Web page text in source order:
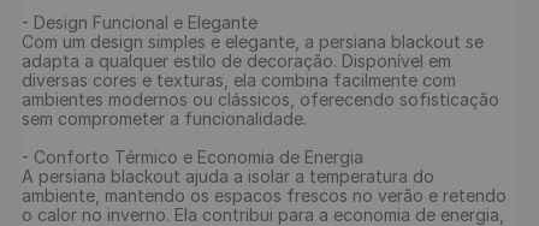
- Design Funcional e Elegante
Com um design simples e elegante, a persiana blackout se
adapta a qualquer estilo de decoração. Disponível em
diversas cores e texturas, ela combina facilmente com
ambientes modernos ou clássicos, oferecendo sofisticação
sem comprometer a funcionalidade.
- Conforto Térmico e Economia de Energia
A persiana blackout ajuda a isolar a temperatura do
ambiente, mantendo os espacos frescos no verão e retendo
o calor no inverno. Ela contribui para a economia de energia,